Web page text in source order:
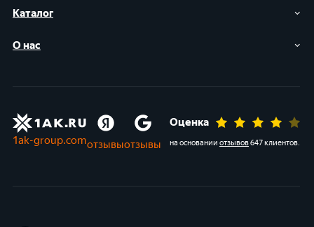
Каталог
О нас
1ak-group.comотзывыотзывы
Оценка
на основании отзывов647 клиентов.